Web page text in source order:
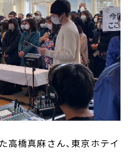
高橋真麻さん、東京ホテイ